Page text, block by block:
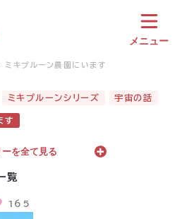
メニュー
ミキプルーン農園にいます
ミキプルーンシリーズ 宇宙の話
す
を全て見る
覧
165